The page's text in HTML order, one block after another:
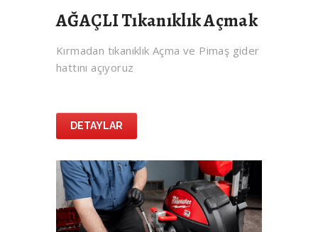
AĞAÇLI Tıkanıklık Açmak
Kırmadan tıkanıklık Açma ve Pimaş gider
hattını açıyoruz
DETAYLAR